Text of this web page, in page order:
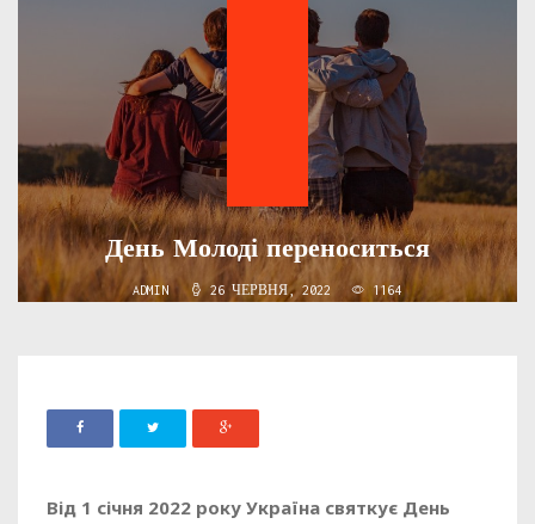
День Молоді переноситься
ADMIN 26 ЧЕРВНЯ, 2022 1164
Від 1 січня 2022 року Україна святкує День